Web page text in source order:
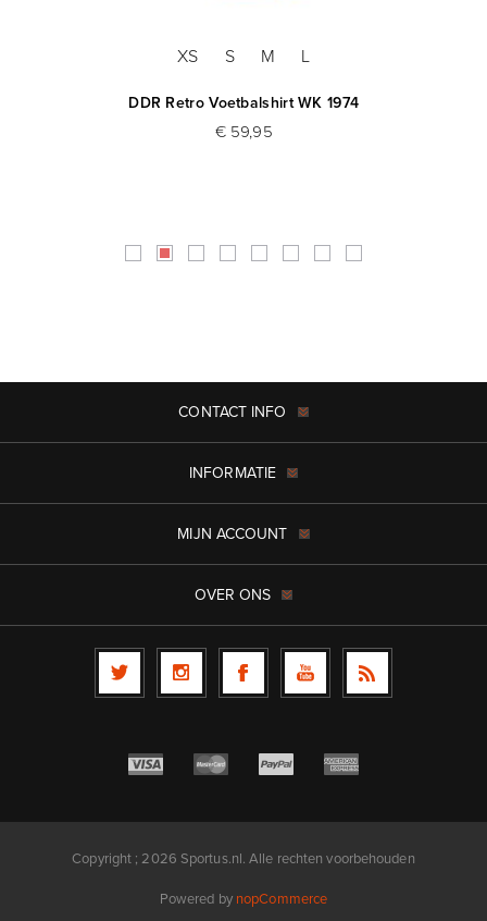
XS S M L
DDR Retro Voetbalshirt WK 1974
€ 59,95
CONTACT INFO
INFORMATIE
MIJN ACCOUNT
OVER ONS
Copyright ; 2026 Sportus.nl. Alle rechten voorbehouden
Powered by nopCommerce